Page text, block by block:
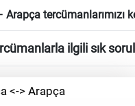
Arapça tercümanlarımızı
ilgili sık
<-> Arapça